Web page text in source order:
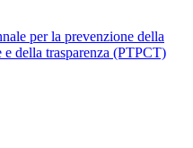
per la prevenzione della
e della trasparenza (PTPCT)